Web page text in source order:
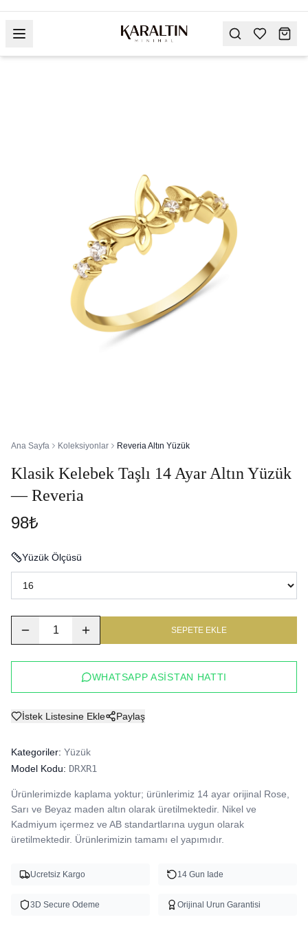
Ana Sayfa Koleksiyonlar Reveria Altın Yüzük
Klasik Kelebek Taşlı 14 Ayar Altın Yüzük
— Reveria
98₺
Yüzük Ölçüsü
1 SEPETE EKLE
WHATSAPP ASISTAN HATTI
İstek Listesine Ekle Paylaş
Kategoriler: Yüzük
Model Kodu: DRXR1
Ürünlerimizde kaplama yoktur; ürünlerimiz 14 ayar orijinal Rose,
Sarı ve Beyaz maden altın olarak üretilmektedir. Nikel ve
Kadmiyum içermez ve AB standartlarına uygun olarak
üretilmektedir. Ürünlerimizin tamamı el yapımıdır.
Ucretsiz Kargo 14 Gun Iade
3D Secure Odeme Orijinal Urun Garantisi